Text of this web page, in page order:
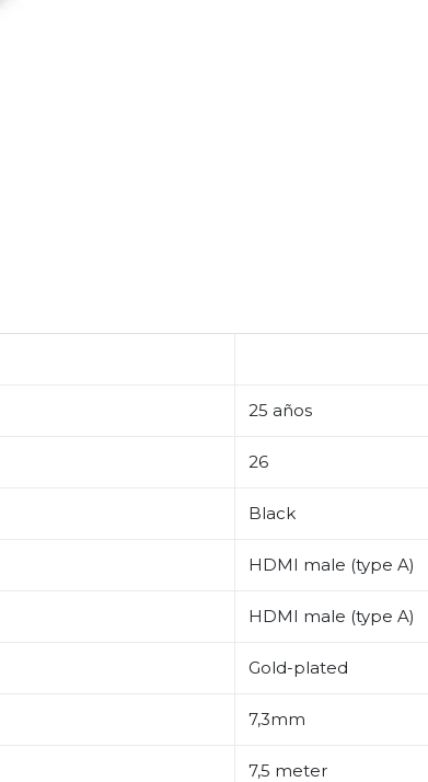
25 años
26
Black
HDMI male (type A)
HDMI male (type A)
Gold-plated
7,3mm
7,5 meter